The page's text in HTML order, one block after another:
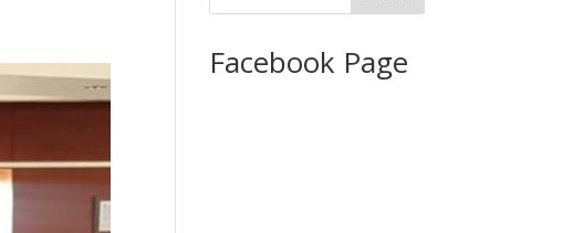
Facebook Page